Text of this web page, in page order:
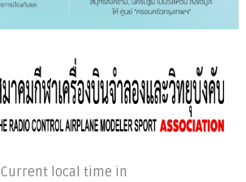
Current local time in